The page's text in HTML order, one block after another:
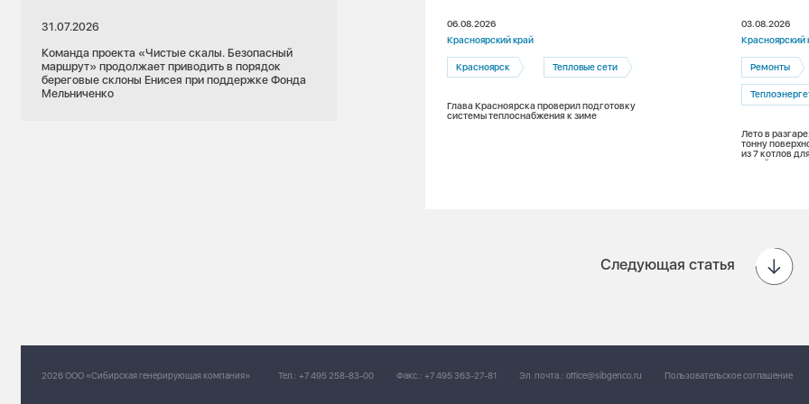
31.07.2026
Команда проекта «Чистые скалы. Безопасный
маршрут» продолжает приводить в порядок
береговые склоны Енисея при поддержке Фонда
Мельниченко
Красноярск Профориентация
06.08.2026
Красноярский край
Красноярск Тепловые сети
Глава Красноярска проверил подготовку
системы теплоснабжения к зиме
03.08.2026
Красноярский
Ремонты
Лето в
тонну
из 7 котлов
зимой
Следующая статья
2026 ООО «Сибирская генерирующая компания» Тел.: +7 495 258-83-00 Факс.: +7 495 363-27-81 Эл. почта.: office@sibgenco.ru Пользовательское соглашение